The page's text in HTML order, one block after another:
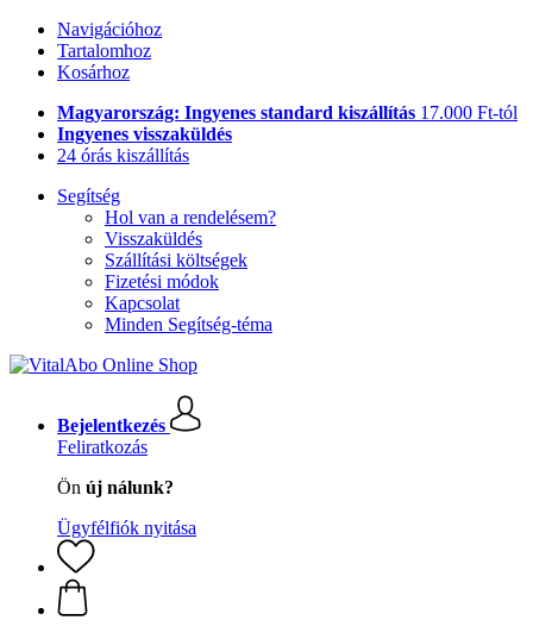
Navigációhoz
Tartalomhoz
Kosárhoz
Magyarország: Ingyenes standard kiszállítás 17.000 Ft-tól
Ingyenes visszaküldés
24 órás kiszállítás
Segítség
Hol van a rendelésem?
Visszaküldés
Szállítási költségek
Fizetési módok
Kapcsolat
Minden Segítség-téma
Bejelentkezés
Feliratkozás
Ön új nálunk?
Ügyfélfiók nyitása